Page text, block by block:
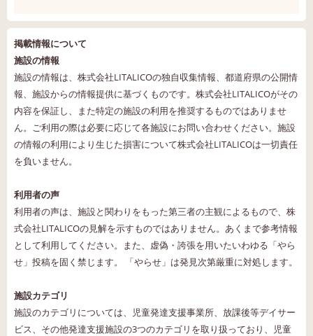
掲載情報について
施設の情報
施設の情報は、株式会社LITALICOの独自収集情報、都道府県の公開情
報、施設からの情報提供に基づくものです。株式会社LITALICOがその
内容を保証し、また特定の施設の利用を推奨するものではありませ
ん。ご利用の際は必要に応じて各施設にお問い合わせください。施設
の情報の利用により生じた損害について株式会社LITALICOは一切責任
を負いません。
利用者の声
利用者の声は、施設と関わりをもった第三者の主観によるもので、株
式会社LITALICOの見解を示すものではありません。あくまで参考情報
として利用してください。また、虚偽・誇張を用いたいわゆる「やら
せ」投稿を固く禁じます。 「やらせ」は発見次第厳重に対処します。
施設カテゴリ
施設のカテゴリについては、児童発達支援事業所、放課後等デイサー
ビス、その他発達支援施設の3つのカテゴリを取り扱っており、児童